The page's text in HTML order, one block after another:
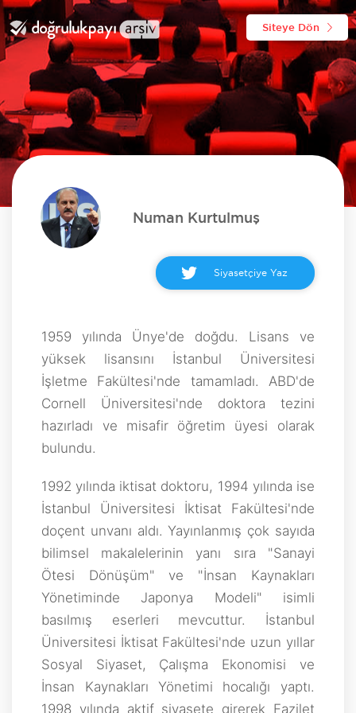
Siteye Dön
Numan Kurtulmuş
Siyasetçiye Yaz
1959 yılında Ünye'de doğdu. Lisans ve
yüksek lisansını İstanbul Üniversitesi
İşletme Fakültesi'nde tamamladı. ABD'de
Cornell Üniversitesi'nde doktora tezini
hazırladı ve misafir öğretim üyesi olarak
bulundu.
1992 yılında iktisat doktoru, 1994 yılında ise
İstanbul Üniversitesi İktisat Fakültesi'nde
doçent unvanı aldı. Yayınlanmış çok sayıda
bilimsel makalelerinin yanı sıra "Sanayi
Ötesi Dönüşüm" ve "İnsan Kaynakları
Yönetiminde Japonya Modeli" isimli
basılmış eserleri mevcuttur. İstanbul
Üniversitesi İktisat Fakültesi'nde uzun yıllar
Sosyal Siyaset, Çalışma Ekonomisi ve
İnsan Kaynakları Yönetimi hocalığı yaptı.
1998 yılında aktif siyasete girerek Fazilet